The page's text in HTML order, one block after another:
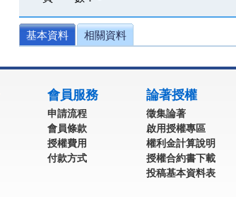
基本資料 相關資料
會員服務
申請流程
會員條款
授權費用
付款方式
論著授權
徵集論著
啟用授權專區
權利金計算說明
授權合約書下載
投稿基本資料表